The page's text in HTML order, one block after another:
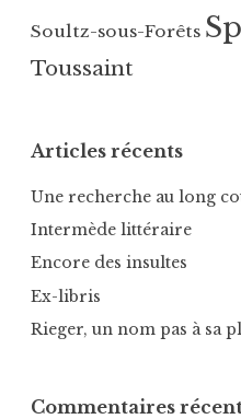
r
e
r
e
u
e
r
r
o
o
n
e
s
B
a
i
n
R
Soultz-sous-Forêts
Toussaint
Articles récents
Une recherche au long
Intermède littéraire
Encore des insultes
Ex-libris
Rieger, un nom pas à sa
Commentaires